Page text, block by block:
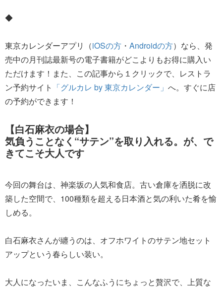
◆
東京カレンダーアプリ（iOSの方 ・ Androidの方）なら、発
売中の月刊誌最新号の電子書籍がどこよりもお得に購入い
ただけます！また、この記事から１クリックで、レストラ
ン予約サイト 「グルカレ by 東京カレンダー」 へ。すぐに店
の予約ができます！
【白石麻衣の場合】
気負うことなく“サテン”を取り入れる。が、で
きてこそ大人です
今回の舞台は、神楽坂の人気和食店。古い倉庫を洒脱に改
築した空間で、100種類を超える日本酒と気の利いた肴を愉
しめる。
白石麻衣さんが纏うのは、オフホワイトのサテン地セット
アップという春らしい装い。
大人になったいま、こんなふうにちょっと贅沢で、上質な